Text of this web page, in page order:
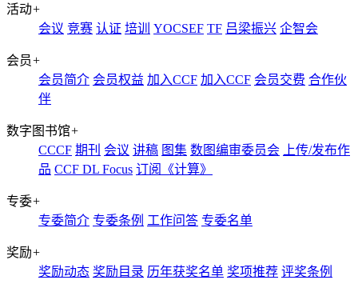
活动+
会议 竞赛 认证 培训 YOCSEF TF 吕梁振兴 企智会
会员+
会员简介 会员权益 加入CCF 加入CCF 会员交费 合作伙
伴
数字图书馆+
CCCF 期刊 会议 讲稿 图集 数图编审委员会
上传/发布作
品 CCF DL Focus 订阅《计算》
专委+
专委简介 专委条例 工作问答 专委名单
奖励+
奖励动态 奖励目录 历年获奖名单 奖项推荐 评奖条例